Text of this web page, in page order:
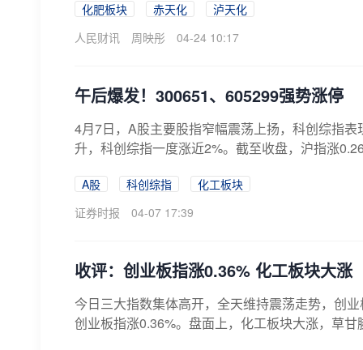
化肥板块 赤天化
泸天化
人民财讯
周映彤 04-24 10:17
午后爆发！300651、605299强势涨停
4月7日，A股主要股指窄幅震荡上扬，科创综指
升，科创综指一度涨近2%。截至收盘，沪指涨
A股 科创综指
化工板块
证券时报
04-07 17:39
收评：创业板指涨0.36% 化工板块大涨
今日三大指数集体高开，全天维持震荡走势，创
创业板指涨0.36%。盘面上，化工板块大涨，草